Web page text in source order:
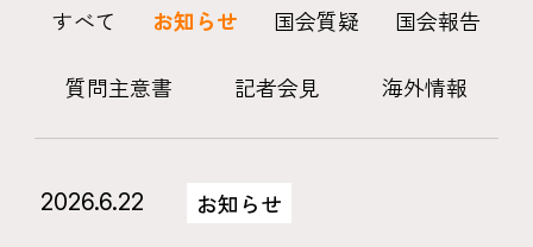
すべて お知らせ 国会質疑 国会報告
質問主意書 記者会見 海外情報
2026.6.22 お知らせ